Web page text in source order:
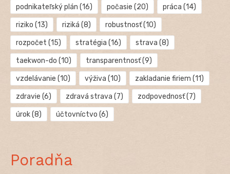
podnikateľský plán (16) počasie (20) práca (14)
riziko (13) riziká (8) robustnosť(10)
rozpočet (15) stratégia (16) strava (8)
taekwon-do (10) transparentnosť(9)
vzdelávanie (10) výživa (10) zakladanie firiem (11)
zdravie (6) zdravá strava (7) zodpovednosť(7)
úrok(8) účtovníctvo (6)
Poradňa